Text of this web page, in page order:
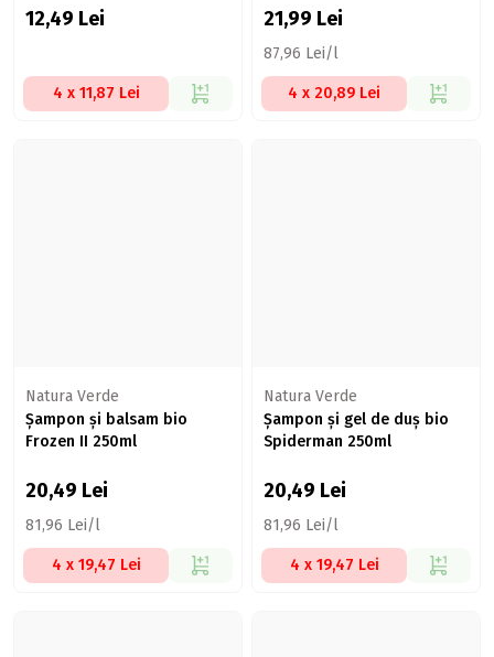
12,49 Lei
4 x 11,87 Lei
21,99 Lei
87,96 Lei/l
4 x 20,89 Lei
Natura Verde
Șampon și balsam bio
Frozen II 250ml
20,49 Lei
81,96 Lei/l
4 x 19,47 Lei
Natura Verde
Șampon și gel de duș bio
Spiderman 250ml
20,49 Lei
81,96 Lei/l
4 x 19,47 Lei